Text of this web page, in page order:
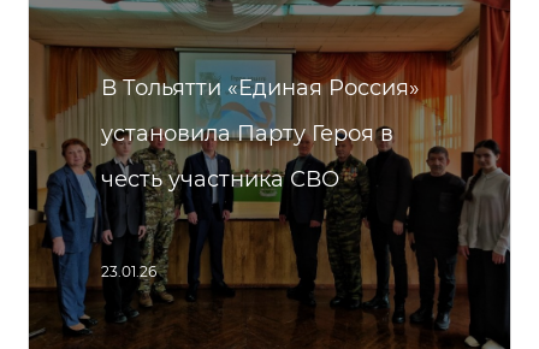
В Тольятти «Единая Россия»
установила Парту Героя в
честь участника СВО
23.01.26